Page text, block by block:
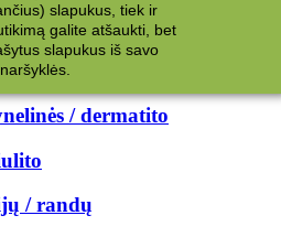
/ dermatito
/ randų
slapukus, tiek ir
galite atšaukti, bet
slapukus iš savo